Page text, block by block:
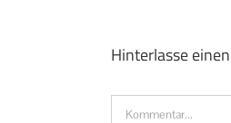
Hinterlasse
Kommentar